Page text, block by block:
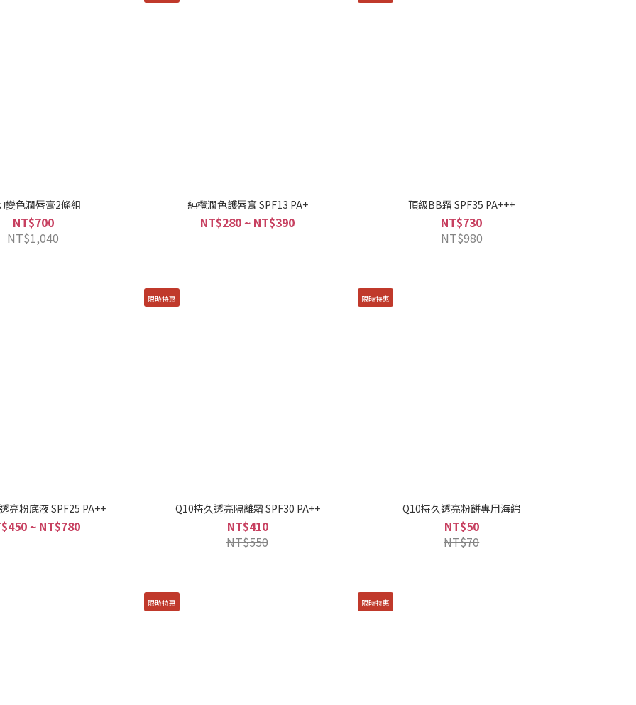
變色潤唇膏2條組
NT$700
NT$1,040
純欖潤色護唇膏 SPF13 PA+
NT$280 ~ NT$390
頂級BB霜 SPF35 PA+++
NT$730
NT$980
亮粉底液 SPF25 PA++
~ NT$780
限時特惠
Q10持久透亮隔離霜 SPF30 PA++
NT$410
NT$550
限時特惠
Q10持久透亮粉餅專用海綿
NT$50
NT$70
限時特惠 限時特惠